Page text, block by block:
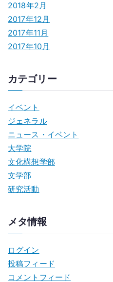
2018年2月
2017年12月
2017年11月
2017年10月
カテゴリー
イベント
ジェネラル
ニュース・イベント
大学院
文化構想学部
文学部
研究活動
メタ情報
ログイン
投稿フィード
コメントフィード